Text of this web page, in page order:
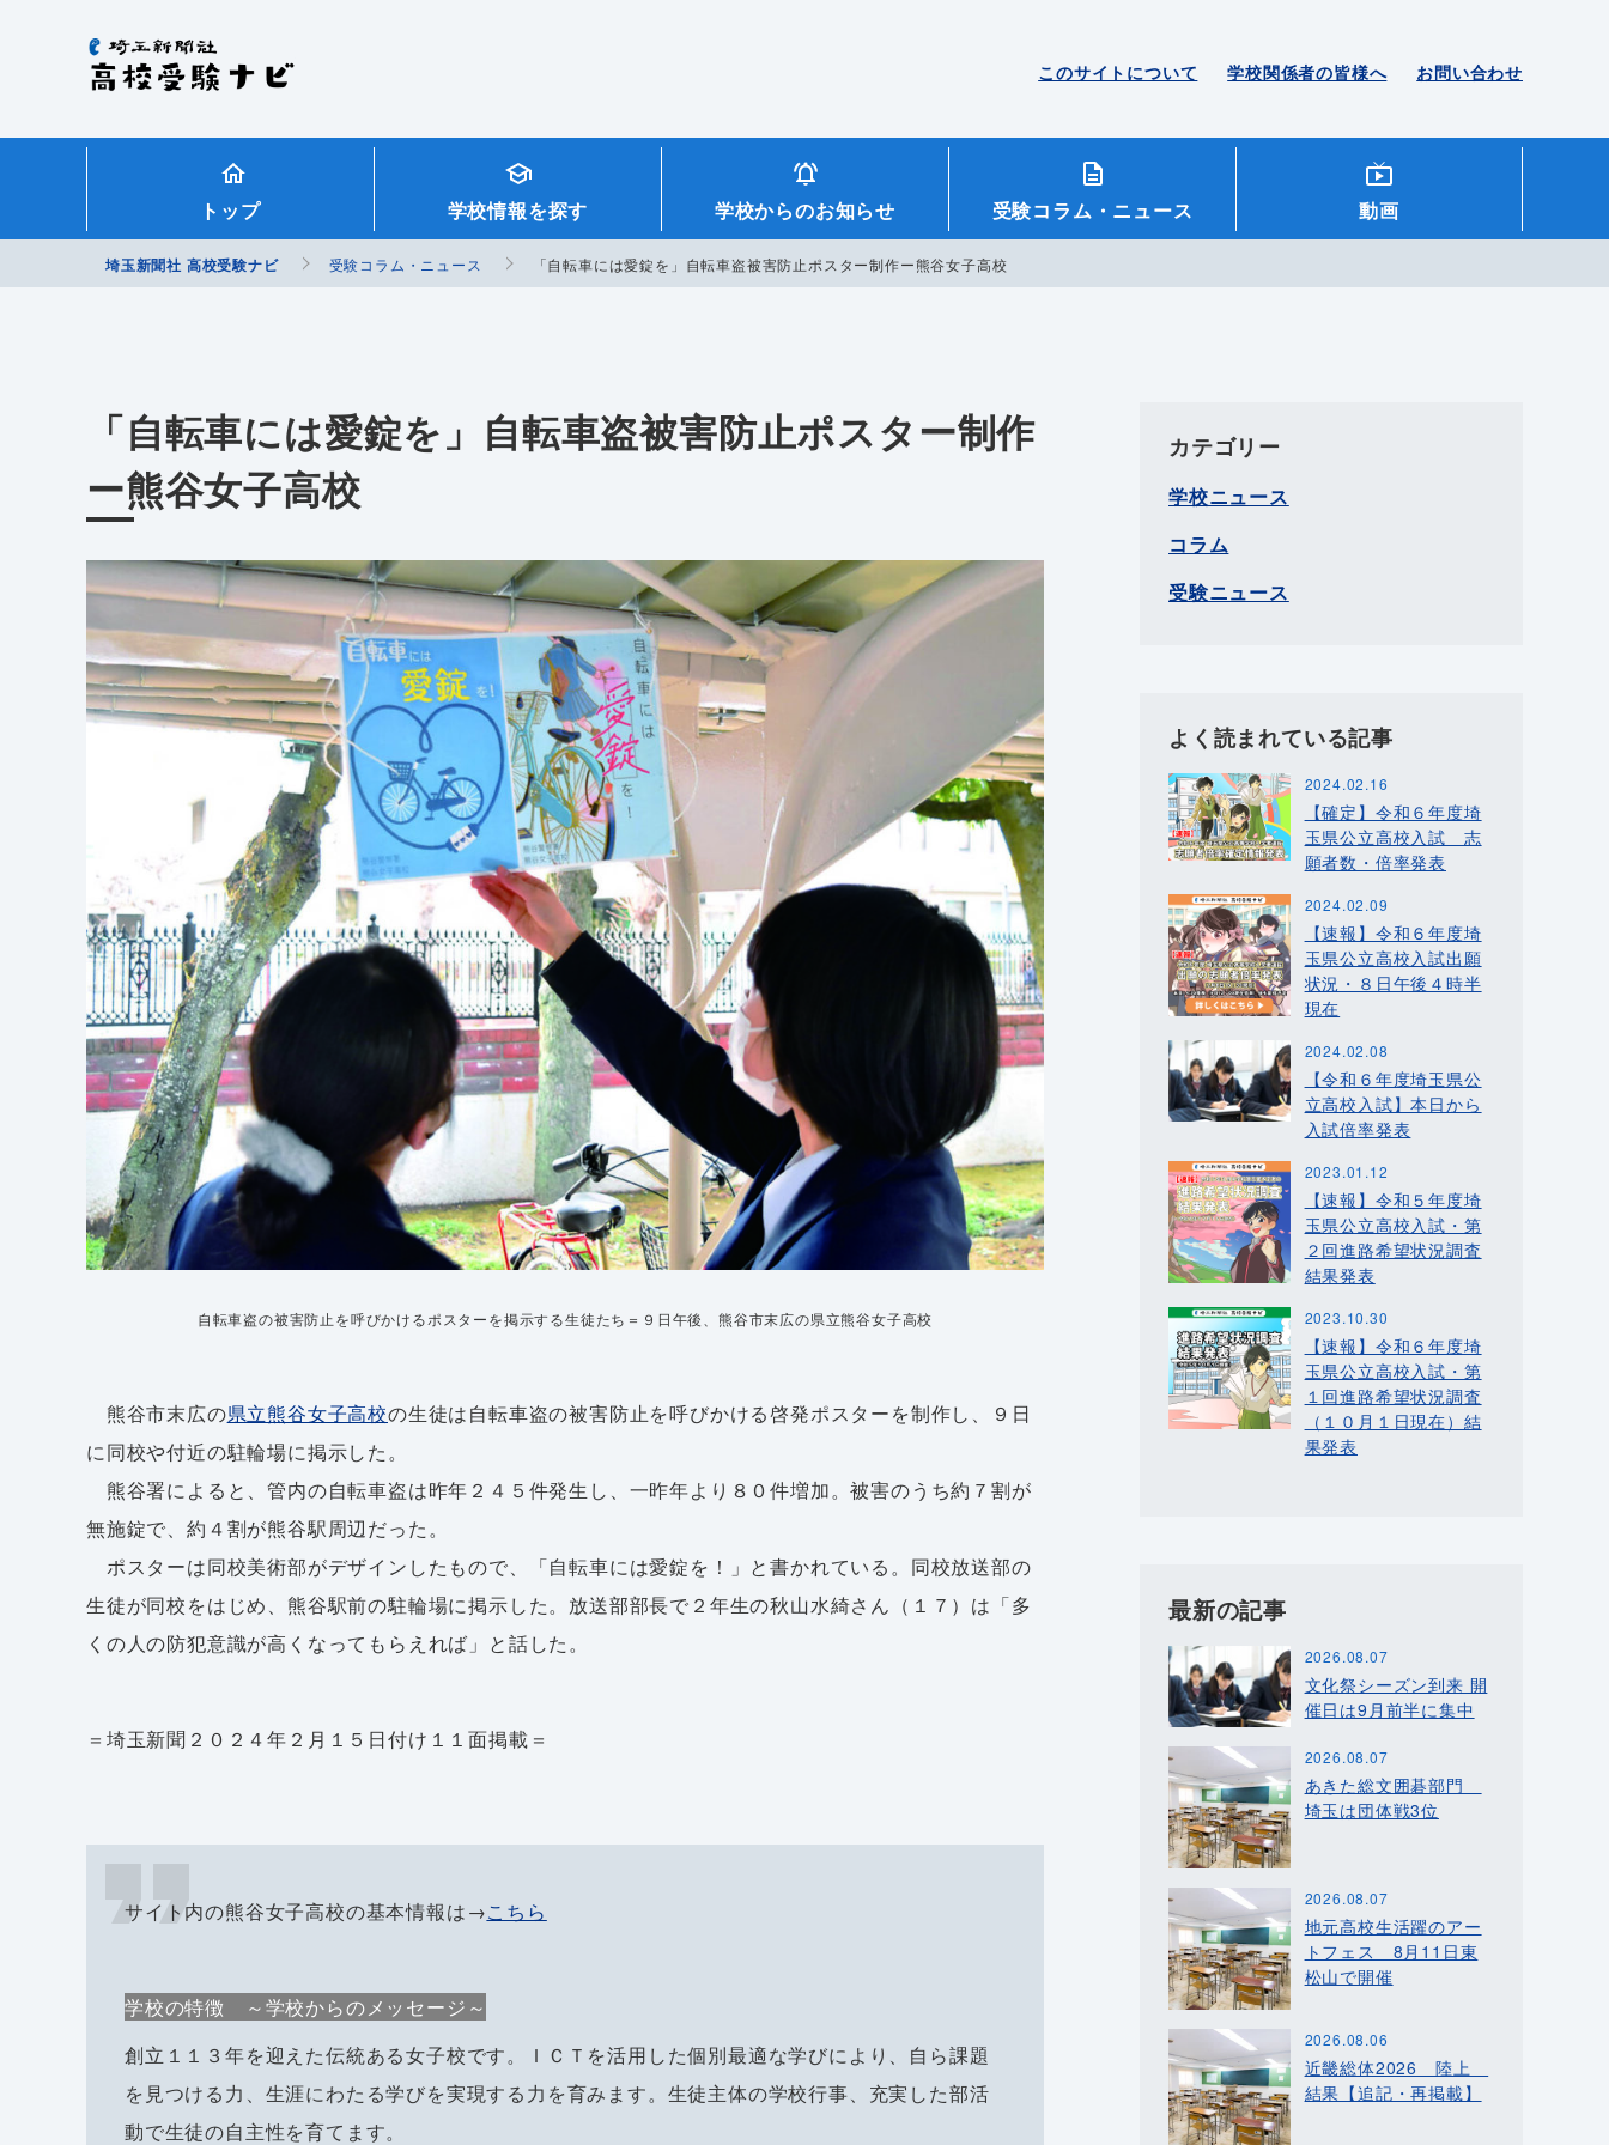
このサイトについて 学校関係者の皆様へ お問い合わせ
トップ 学校情報を探す 学校からのお知らせ 受験コラム ・ニュース 動画
埼玉新聞社 高校受験ナビ 受験コラム・ニュース 「自転車には愛錠を」自転車盗被害防止ポスター制作ー熊谷女子高校
「自転車には愛錠を」自転車盗被害防止ポスター制作
ー熊谷女子高校
自転車盗の被害防止を呼びかけるポスターを掲示する生徒たち＝９日午後、熊谷市末広の県立熊谷女子高校
熊谷市末広の県立熊谷女子高校の生徒は自転車盗の被害防止を呼びかける啓発ポスターを制作し、９日
に同校や付近の駐輪場に掲示した。
熊谷署によると、管内の自転車盗は昨年２４５件発生し、一昨年より８０件増加。被害のうち約７割が
無施錠で、約４割が熊谷駅周辺だった。
ポスターは同校美術部がデザインしたもので、「自転車には愛錠を！」と書かれている。同校放送部の
生徒が同校をはじめ、熊谷駅前の駐輪場に掲示した。放送部部長で２年生の秋山水綺さん（１７）は「多
くの人の防犯意識が高くなってもらえれば」と話した。
＝埼玉新聞２０２４年２月１５日付け１１面掲載＝
サイト内の熊谷女子高校の基本情報は→こちら
学校の特徴 ～学校からのメッセージ～
創立１１３年を迎えた伝統ある女子校です。ＩＣＴを活用した個別最適な学びにより、自ら課題
を見つける力、生涯にわたる学びを実現する力を育みます。生徒主体の学校行事、充実した部活
動で生徒の自主性を育てます。
カテゴリー
学校ニュース
コラム
受験ニュース
よく読まれている記事
2024.02.16
【確定】令和６年度埼
玉県公立高校入試 志
願者数・倍率発表
2024.02.09
【速報】令和６年度埼
玉県公立高校入試出願
状況・８日午後４時半
現在
2024.02.08
【令和６年度埼玉県公
立高校入試】本日から
入試倍率発表
2023.01.12
【速報】令和５年度埼
玉県公立高校入試・第
２回進路希望状況調査
結果発表
2023.10.30
【速報】令和６年度埼
玉県公立高校入試・第
１回進路希望状況調査
（１０月１日現在）結
果発表
最新の記事
2026.08.07
文化祭シーズン到来 開
催日は9月前半に集中
2026.08.07
あきた総文囲碁部門
埼玉は団体戦3位
2026.08.07
地元高校生活躍のアー
トフェス 8月11日東
松山で開催
2026.08.06
近畿総体2026 陸上
結果【追記・再掲載】